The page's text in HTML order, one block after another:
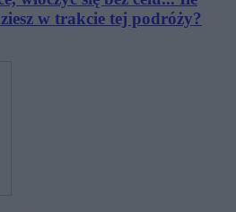
w trakcie tej podróży?